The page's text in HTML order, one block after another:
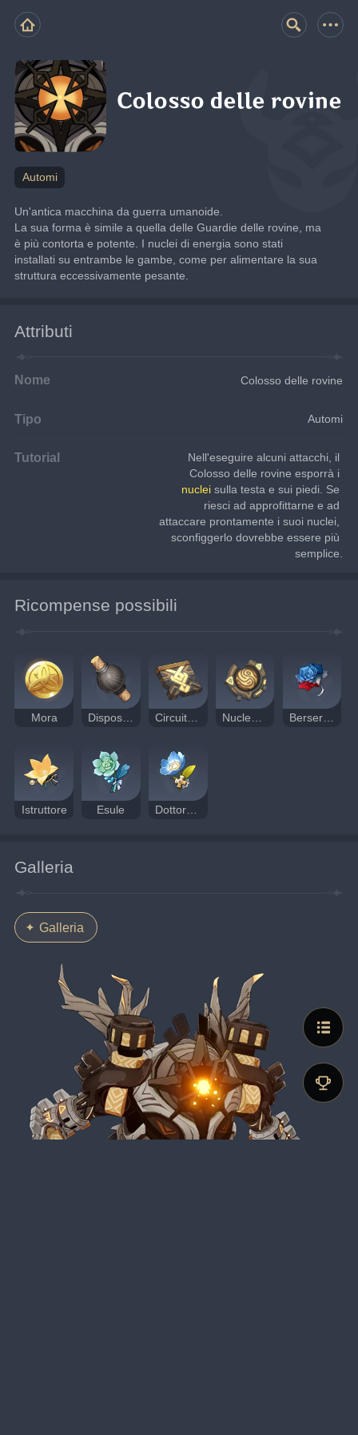
Colosso delle rovine
Automi
Un'antica macchina da guerra umanoide.
La sua forma è simile a quella delle Guardie delle rovine, ma
è più contorta e potente. I nuclei di energia sono stati
installati su entrambe le gambe, come per alimentare la sua
struttura eccessivamente pesante.
Attributi
Nome Colosso delle rovine
Tipo Automi
Tutorial
Nell'eseguire alcuni attacchi, il
Colosso delle rovine esporrà i
nuclei sulla testa e sui piedi. Se
riesci ad approfittarne e ad
attaccare prontamente i suoi nuclei,
sconfiggerlo dovrebbe essere più
semplice.
Ricompense possibili
Mora Dispositivo del caos Circuito del caos Nucleo del caos Berserker
Istruttore Esule
Galleria
Galleria